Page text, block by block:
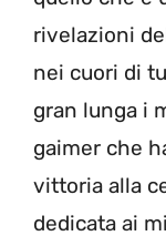
rivelazioni
nei cuori di
gran lunga i
gaimer che
vittoria alla
dedicata ai